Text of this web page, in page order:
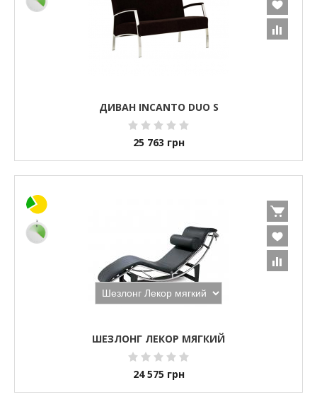
ДИВАН INCANTO DUO S
25 763 грн
ШЕЗЛОНГ ЛЕКОР МЯГКИЙ
24 575 грн